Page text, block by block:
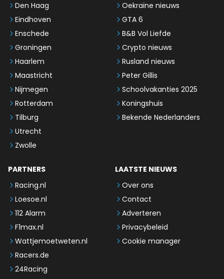
Den Haag
Eindhoven
Enschede
Groningen
Haarlem
Maastricht
Nijmegen
Rotterdam
Tilburg
Utrecht
Zwolle
Oekraïne nieuws
GTA 6
B&B Vol Liefde
Crypto nieuws
Rusland nieuws
Peter Gillis
Schoolvakanties 2025
Koningshuis
Bekende Nederlanders
PARTNERS
Racing.nl
Loesoe.nl
112 Alarm
F1max.nl
Wattjemoetweten.nl
Racers.de
24Racing
LAATSTE NIEUWS
Over ons
Contact
Adverteren
Privacybeleid
Cookie manager